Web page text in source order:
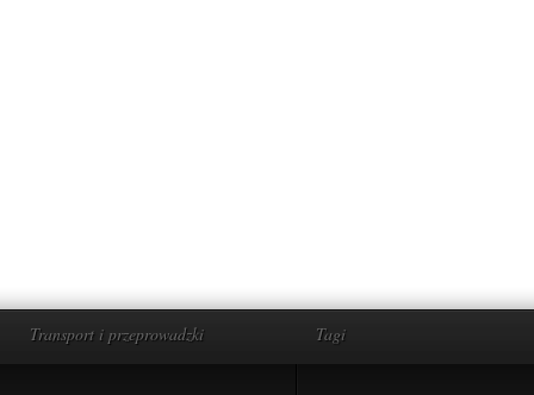
Transport i przeprowadzki Tagi